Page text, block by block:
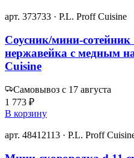
арт. 373733 · P.L. Proff Cuisine
Соусник/мини-
нержавейка с медным
Cuisine
Самовывоз с 17 августа
1 773 ₽
В корзину
арт. 48412113 · P.L. Proff